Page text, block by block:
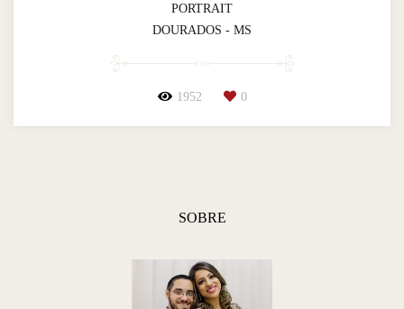
PORTRAIT
DOURADOS - MS
1952 0
SOBRE